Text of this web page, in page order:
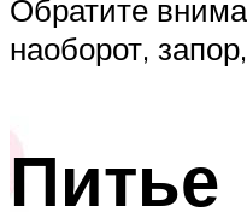
Обратите
наоборот,
Питье